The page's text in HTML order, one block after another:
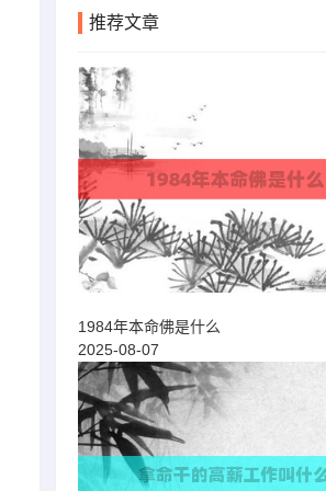
推荐文章
1984年本命佛是什么
2025-08-07